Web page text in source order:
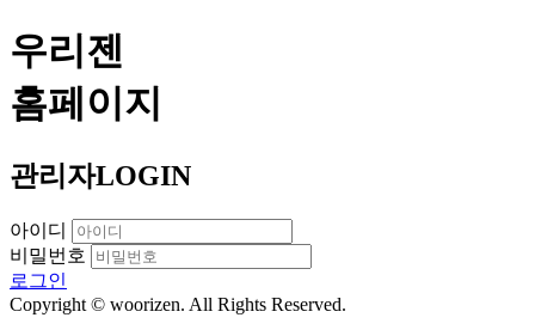
우리젠
홈페이지
관리자LOGIN
아이디
비밀번호
로그인
Copyright © woorizen. All Rights Reserved.